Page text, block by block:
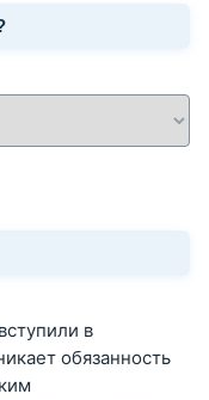
в
обязанность